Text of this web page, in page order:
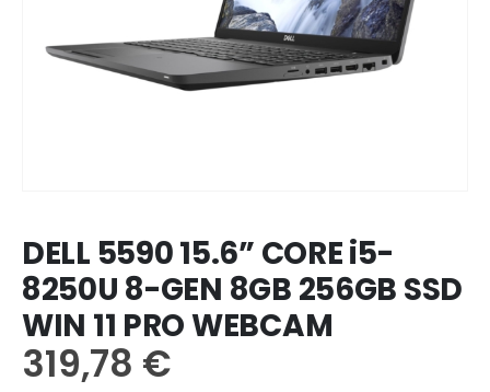
DELL 5590 15.6” CORE i5-
8250U 8-GEN 8GB 256GB SSD
WIN 11 PRO WEBCAM
319,78 €